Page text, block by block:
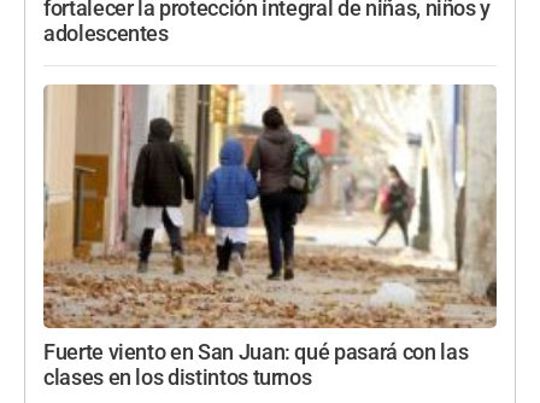
fortalecer la protección integral de niñas, niños y
adolescentes
Fuerte viento en San Juan: qué pasará con las
clases en los distintos turnos